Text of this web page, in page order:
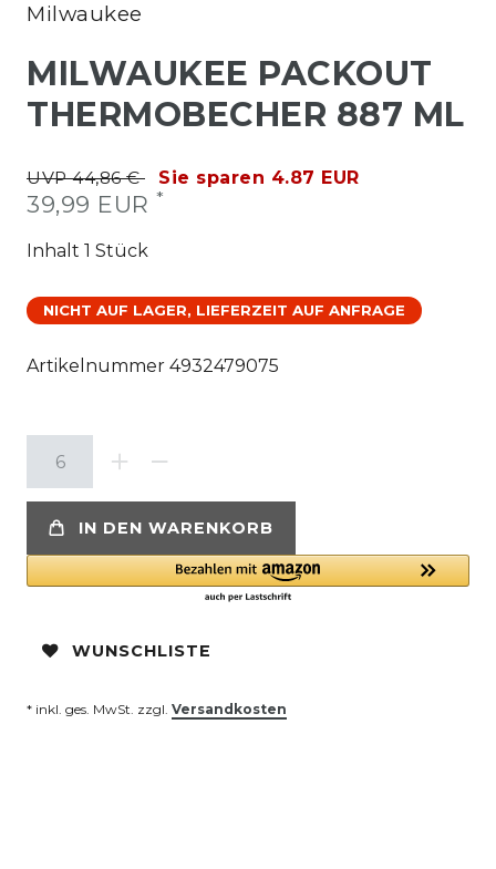
Milwaukee
MILWAUKEE PACKOUT
THERMOBECHER 887 ML
UVP 44,86 € Sie sparen 4.87 EUR
39,99 EUR *
Inhalt 1 Stück
NICHT AUF LAGER, LIEFERZEIT AUF ANFRAGE
Artikelnummer 4932479075
IN DEN WARENKORB
WUNSCHLISTE
* inkl. ges. MwSt. zzgl. Versandkosten